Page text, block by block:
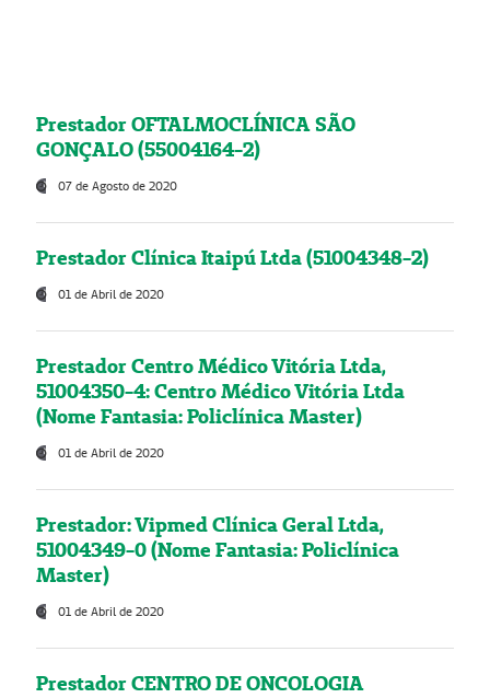
Prestador OFTALMOCLÍNICA SÃO
GONÇALO (55004164-2)
07 de Agosto de 2020
Prestador Clínica Itaipú Ltda (51004348-2)
01 de Abril de 2020
Prestador Centro Médico Vitória Ltda,
51004350-4: Centro Médico Vitória Ltda
(Nome Fantasia: Policlínica Master)
01 de Abril de 2020
Prestador: Vipmed Clínica Geral Ltda,
51004349-0 (Nome Fantasia: Policlínica
Master)
01 de Abril de 2020
Prestador CENTRO DE ONCOLOGIA